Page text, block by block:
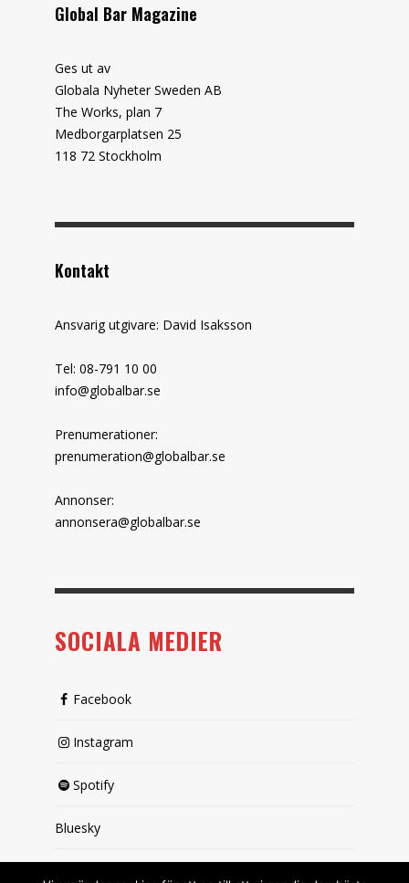
Global Bar Magazine
Ges ut av
Globala Nyheter Sweden AB
The Works, plan 7
Medborgarplatsen 25
118 72 Stockholm
Kontakt
Ansvarig utgivare: David Isaksson
Tel: 08-791 10 00
info@globalbar.se
Prenumerationer:
prenumeration@globalbar.se
Annonser:
annonsera@globalbar.se
SOCIALA MEDIER
Facebook
Instagram
Spotify
Bluesky